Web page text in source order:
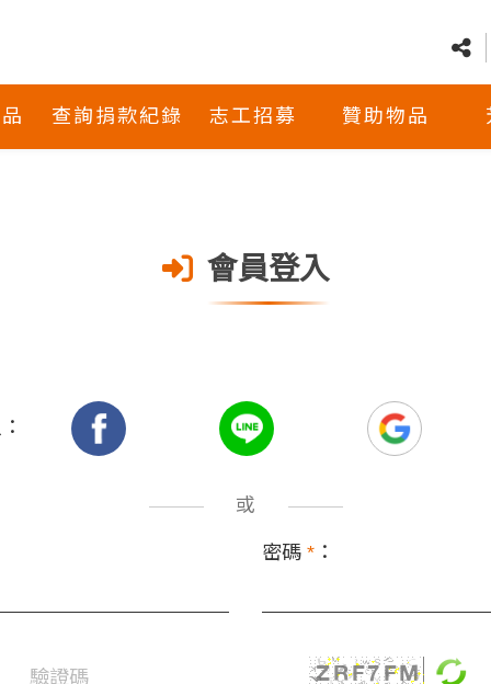
查詢捐款紀錄 志工招募 贊助物品
會員登入
或
密碼 * ：